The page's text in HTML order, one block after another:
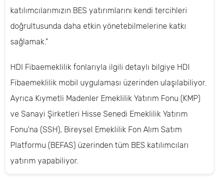
katılımcılarımızın BES yatırımlarını kendi tercihleri
doğrultusunda daha etkin yönetebilmelerine katkı
sağlamak.”
HDI Fibaemeklilik fonlarıyla ilgili detaylı bilgiye HDI
Fibaemeklilik mobil uygulaması üzerinden ulaşılabiliyor.
Ayrıca Kıymetli Madenler Emeklilik Yatırım Fonu (KMP)
ve Sanayi Şirketleri Hisse Senedi Emeklilik Yatırım
Fonu’na (SSH), Bireysel Emeklilik Fon Alım Satım
Platformu (BEFAS) üzerinden tüm BES katılımcıları
yatırım yapabiliyor.